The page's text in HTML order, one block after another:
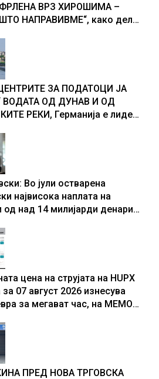
ВРЗ ХИРОШИМА –
НАПРАВИВМЕ“, како дел
во бомбардирањето го
овој настан што го
на историјата
ЗА ПОДАТОЦИ ЈА
ВОДАТА ОД ДУНАВ И ОД
РЕКИ, Германија е лидер
податоци
Во јули остварена
највисока наплата на
од над 14 милијарди денари
цена на струјата на HUPX
за 07 август 2026 изнесува
за мегават час, на МЕМО
ПРЕД НОВА ТРГОВСКА